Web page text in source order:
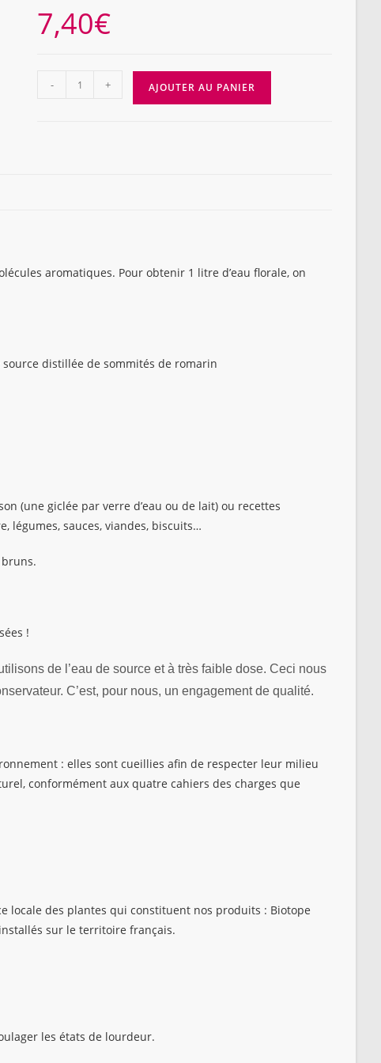
7,40€
quantité
- + AJOUTER AU PANIER
aromatiques. Pour obtenir 1 litre d’eau florale, on
source distillée de sommités de romarin
(une giclée par verre d’eau ou de lait) ou recettes
légumes, sauces, viandes, biscuits…
!
de l’eau de source et à très faible dose. Ceci nous
C’est, pour nous, un engagement de qualité.
: elles sont cueillies afin de respecter leur milieu
conformément aux quatre cahiers des charges que
locale des plantes qui constituent nos produits : Biotope
sur le territoire français.
les états de lourdeur.